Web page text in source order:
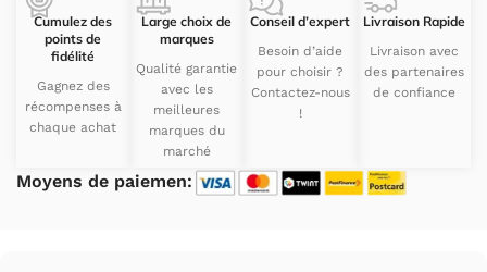
Cumulez des
points de
fidélité
Gagnez des
récompenses à
chaque achat
Large choix de
marques
Qualité garantie
avec les
meilleures
marques du
marché
Conseil d’expert
Besoin d’aide
pour choisir ?
Contactez-nous
!
Livraison Rapide
Livraison avec
des partenaires
de confiance
Moyens de paiemen: